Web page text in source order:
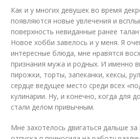
Как и у многих девушек во время
появляются новые увлечения и
поверхность невиданные ранее
Новое хобби завелось и у меня. Я
интересные блюда, мне нравятся
признания мужа и родных. И именно
пирожки, торты, запеканки, кексы,
сердце ведущее место среди всех
кулинарии. Ну, и конечно, когда для
стали делом привычным.
Мне захотелось двигаться дальше